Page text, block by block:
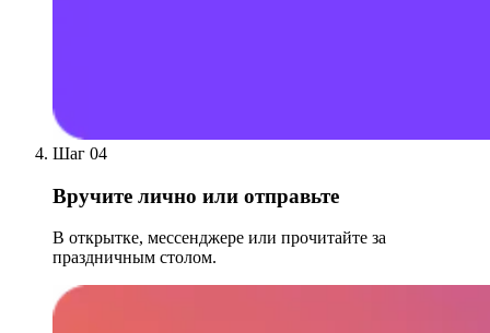
Шаг 04
Вручите лично или отправьте
В открытке, мессенджере или прочитайте за
праздничным столом.